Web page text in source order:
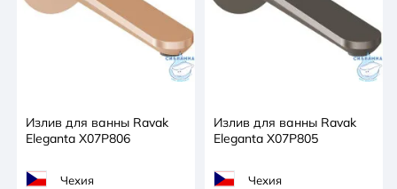
Излив для ванны Ravak
Eleganta X07P806
Чехия
Излив для ванны Ravak
Eleganta X07P805
Чехия